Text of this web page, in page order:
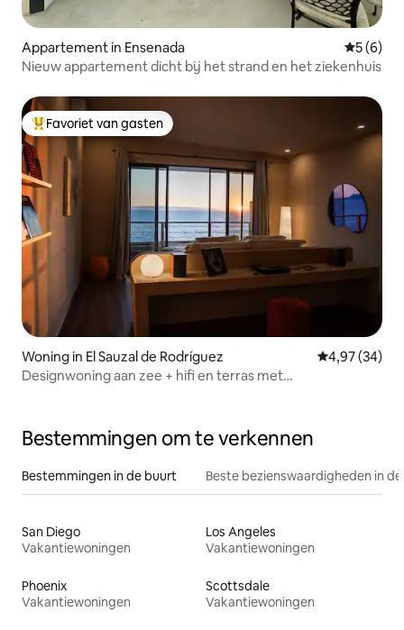
Appartement in Ensenada
5 (6)
Nieuw appartement dicht bij het strand en het ziekenhuis
Topfavoriet van gasten
Favoriet van gasten
Woning in El Sauzal de Rodríguez Gemiddelde
4,97 (34)
Designwoning aan zee + hifi en terras met
Bestemmingen om te verkennen
Bestemmingen in de buurt Beste bezienswaardigheden in
San Diego
Vakantiewoningen
Los Angeles
Vakantiewoningen
Phoenix
Vakantiewoningen
Scottsdale
Vakantiewoningen